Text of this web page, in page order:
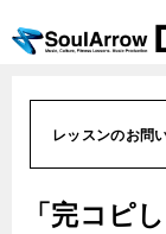
レッスンのお問
「完コピ